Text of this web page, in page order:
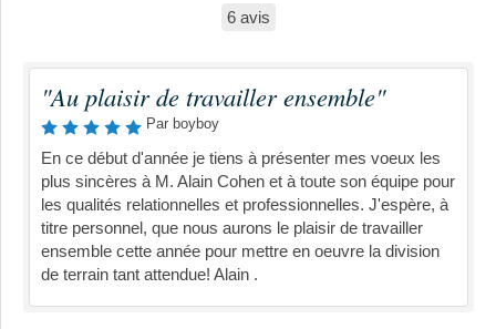
6 avis
"Au plaisir de travailler ensemble"
Par boyboy
En ce début d'année je tiens à présenter mes voeux les
plus sincères à M. Alain Cohen et à toute son équipe pour
les qualités relationnelles et professionnelles. J'espère, à
titre personnel, que nous aurons le plaisir de travailler
ensemble cette année pour mettre en oeuvre la division
de terrain tant attendue! Alain .